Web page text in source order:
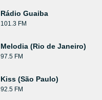
Rádio Guaiba
101.3 FM
Melodia (Rio de Janeiro)
97.5 FM
Kiss (São Paulo)
92.5 FM